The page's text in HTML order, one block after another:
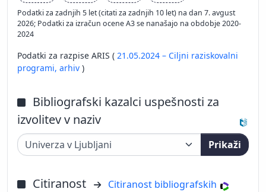
Podatki za zadnjih 5 let (citati za zadnjih 10 let) na dan 7. avgust
2026; Podatki za izračun ocene A3 se nanašajo na obdobje 2020-
2024
Podatki za razpise ARIS ( 21.05.2024 – Ciljni raziskovalni
programi, arhiv )
Bibliografski kazalci uspešnosti za
izvolitev v naziv
Prikaži
Citiranost
Citiranost bibliografskih